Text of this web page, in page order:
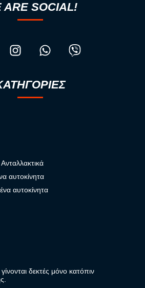
ARE SOCIAL!
αυτοκίνητα
αυτοκίνητα
δεκτές μόνο κατόπιν